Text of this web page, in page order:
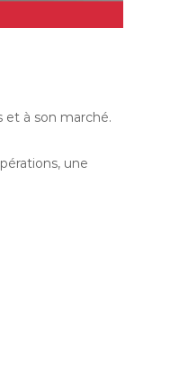
et à son marché.
une